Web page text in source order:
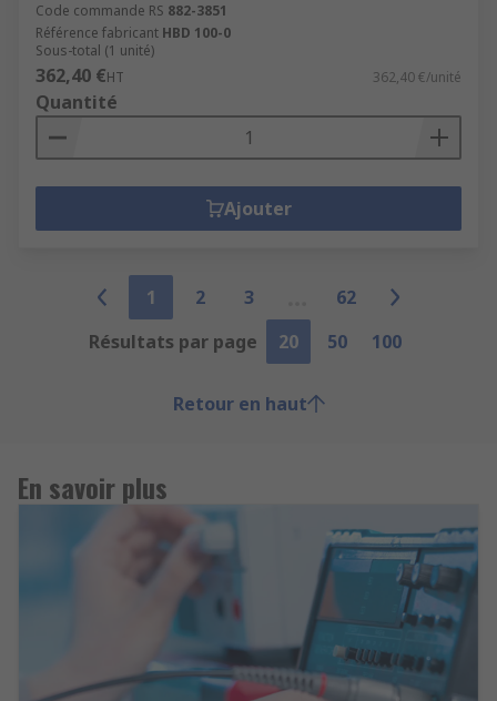
Code commande RS 882-3851
Référence fabricant HBD 100-0
Sous-total (1 unité)
362,40 €HT 362,40 €/unité
Quantité
Ajouter
1 2 3
62
Résultats par page
20 50 100
Retour en haut
En savoir plus